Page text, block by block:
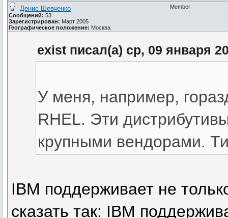
Денис Шевченко
Сообщений: 53
Зарегистрирован: Март 2005
Географическое положение: Москва
Member
exist писал(а) ср, 09 января
У меня, например,
RHEL. Эти
крупными вендорами.
IBM поддерживает не
сказать так: IBM